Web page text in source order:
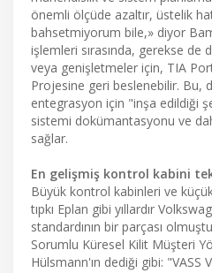
önemli ölçüde azaltır, üstelik
bahsetmiyorum bile,» diyor
işlemleri sırasında, gerekse de
veya genişletmeler için, TIA
Projesine geri beslenebilir. Bu,
entegrasyon için "inşa edildiği
sistemi dokümantasyonu ve
sağlar.
En gelişmiş kontrol kabini
Büyük kontrol kabinleri ve
tıpkı Eplan gibi yıllardır
standardının bir parçası
Sorumlu Küresel Kilit Müşteri
Hülsmann'ın dediği gibi: